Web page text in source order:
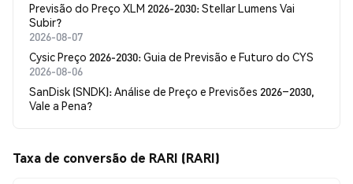
Previsão do Preço XLM 2026-2030: Stellar Lumens Vai
Subir?
2026-08-07
Cysic Preço 2026-2030: Guia de Previsão e Futuro do CYS
2026-08-06
SanDisk (SNDK): Análise de Preço e Previsões 2026–2030,
Vale a Pena?
Taxa de conversão de RARI (RARI)